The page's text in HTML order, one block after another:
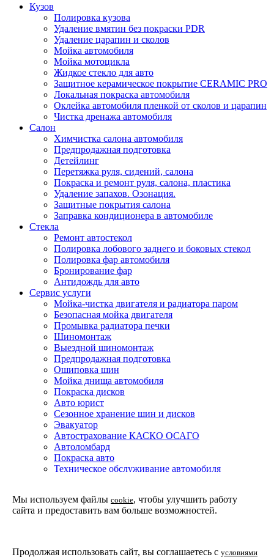
Кузов
Полировка кузова
Удаление вмятин без покраски PDR
Удаление царапин и сколов
Мойка автомобиля
Мойка мотоцикла
Жидкое стекло для авто
Защитное керамическое покрытие CERAMIC PRO
Локальная покраска автомобиля
Оклейка автомобиля пленкой от сколов и царапин
Чистка дренажа автомобиля
Салон
Химчистка салона автомобиля
Предпродажная подготовка
Детейлинг
Перетяжка руля, сидений, салона
Покраска и ремонт руля, салона, пластика
Удаление запахов. Озонация.
Защитные покрытия салона
Заправка кондиционера в автомобиле
Стекла
Ремонт автостекол
Полировка лобового заднего и боковых стекол
Полировка фар автомобиля
Бронирование фар
Антидождь для авто
Сервис услуги
Мойка-чистка двигателя и радиатора паром
Безопасная мойка двигателя
Промывка радиатора печки
Шиномонтаж
Выездной шиномонтаж
Предпродажная подготовка
Ошиповка шин
Мойка днища автомобиля
Покраска дисков
Авто юрист
Сезонное хранение шин и дисков
Эвакуатор
Автострахование КАСКО ОСАГО
Автоломбард
Покраска авто
Техническое обслуживание автомобиля
Установка доводчиков двери в Москве
Защитные покрытия
Мы используем файлы cookie, чтобы улучшить работу
сайта и предоставить вам больше возможностей.
Продолжая использовать сайт, вы соглашаетесь с условиями